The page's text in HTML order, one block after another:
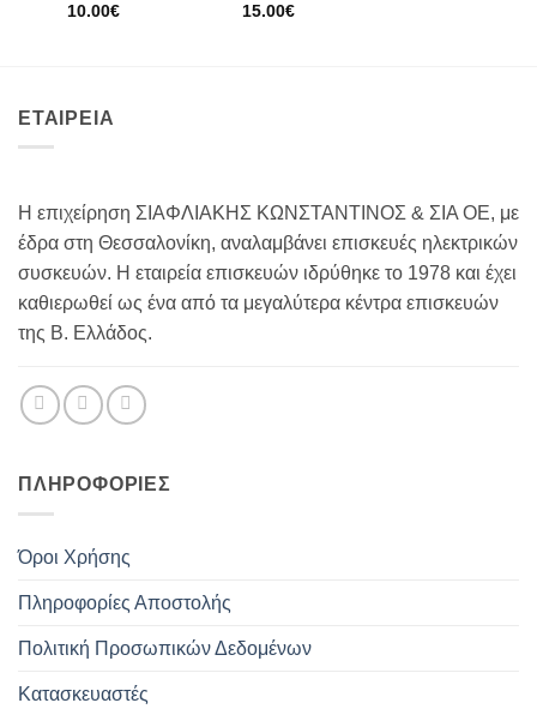
10.00€
15.00€
ΕΤΑΙΡΕΙΑ
Η επιχείρηση ΣΙΑΦΛΙΑΚΗΣ ΚΩΝΣΤΑΝΤΙΝΟΣ & ΣΙΑ ΟΕ, με
έδρα στη Θεσσαλονίκη, αναλαμβάνει επισκευές ηλεκτρικών
συσκευών. Η εταιρεία επισκευών ιδρύθηκε το 1978 και έχει
καθιερωθεί ως ένα από τα μεγαλύτερα κέντρα επισκευών
της Β. Ελλάδος.
ΠΛΗΡΟΦΟΡΊΕΣ
Όροι Χρήσης
Πληροφορίες Αποστολής
Πολιτική Προσωπικών Δεδομένων
Κατασκευαστές